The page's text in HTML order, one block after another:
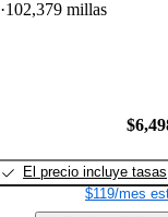
102,379 millas
El precio incluye tasas
$119/mes